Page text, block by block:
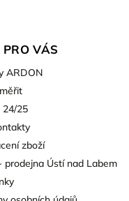
VÁS
ARDON
24/25
zboží
prodejna Ústí nad Labem